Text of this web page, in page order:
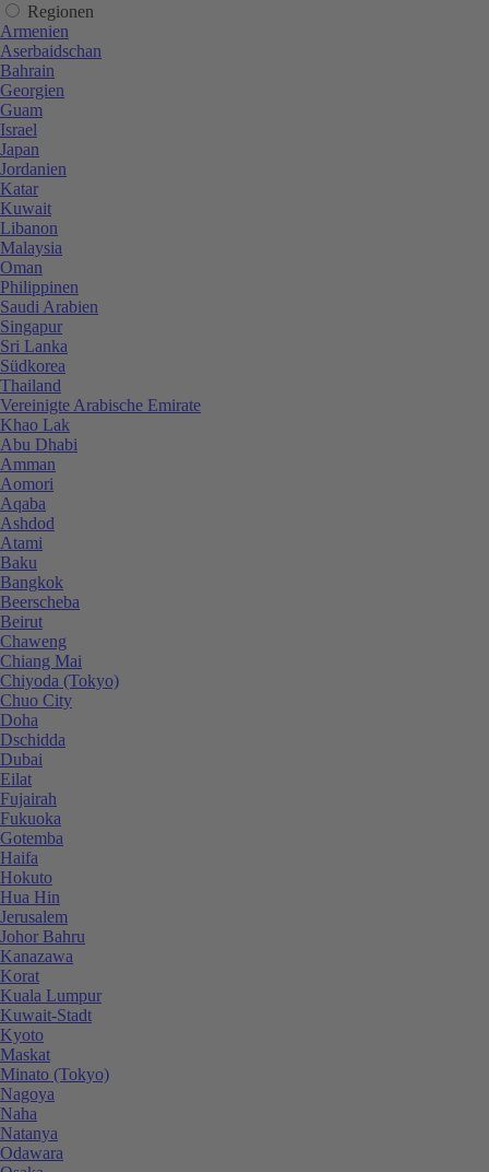
Regionen
Armenien
Aserbaidschan
Bahrain
Georgien
Guam
Israel
Japan
Jordanien
Katar
Kuwait
Libanon
Malaysia
Oman
Philippinen
Saudi Arabien
Singapur
Sri Lanka
Südkorea
Thailand
Vereinigte Arabische Emirate
Khao Lak
Abu Dhabi
Amman
Aomori
Aqaba
Ashdod
Atami
Baku
Bangkok
Beerscheba
Beirut
Chaweng
Chiang Mai
Chiyoda (Tokyo)
Chuo City
Doha
Dschidda
Dubai
Eilat
Fujairah
Fukuoka
Gotemba
Haifa
Hokuto
Hua Hin
Jerusalem
Johor Bahru
Kanazawa
Korat
Kuala Lumpur
Kuwait-Stadt
Kyoto
Maskat
Minato (Tokyo)
Nagoya
Naha
Natanya
Odawara